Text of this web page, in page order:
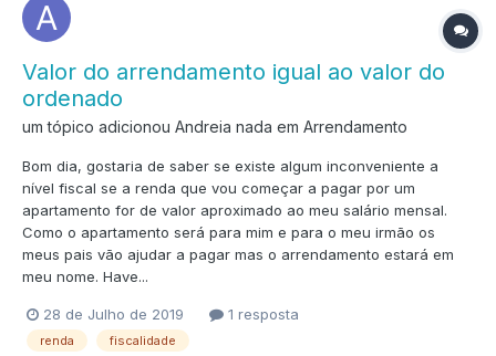
Valor do arrendamento igual ao valor do
ordenado
um tópico adicionou Andreia nada em Arrendamento
Bom dia, gostaria de saber se existe algum inconveniente a
nível fiscal se a renda que vou começar a pagar por um
apartamento for de valor aproximado ao meu salário mensal.
Como o apartamento será para mim e para o meu irmão os
meus pais vão ajudar a pagar mas o arrendamento estará em
meu nome. Have...
28 de Julho de 2019 1 resposta
renda fiscalidade